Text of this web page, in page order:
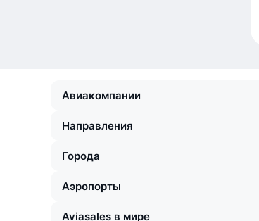
Авиакомпании
Направления
Города
Аэропорты
Aviasales в мире